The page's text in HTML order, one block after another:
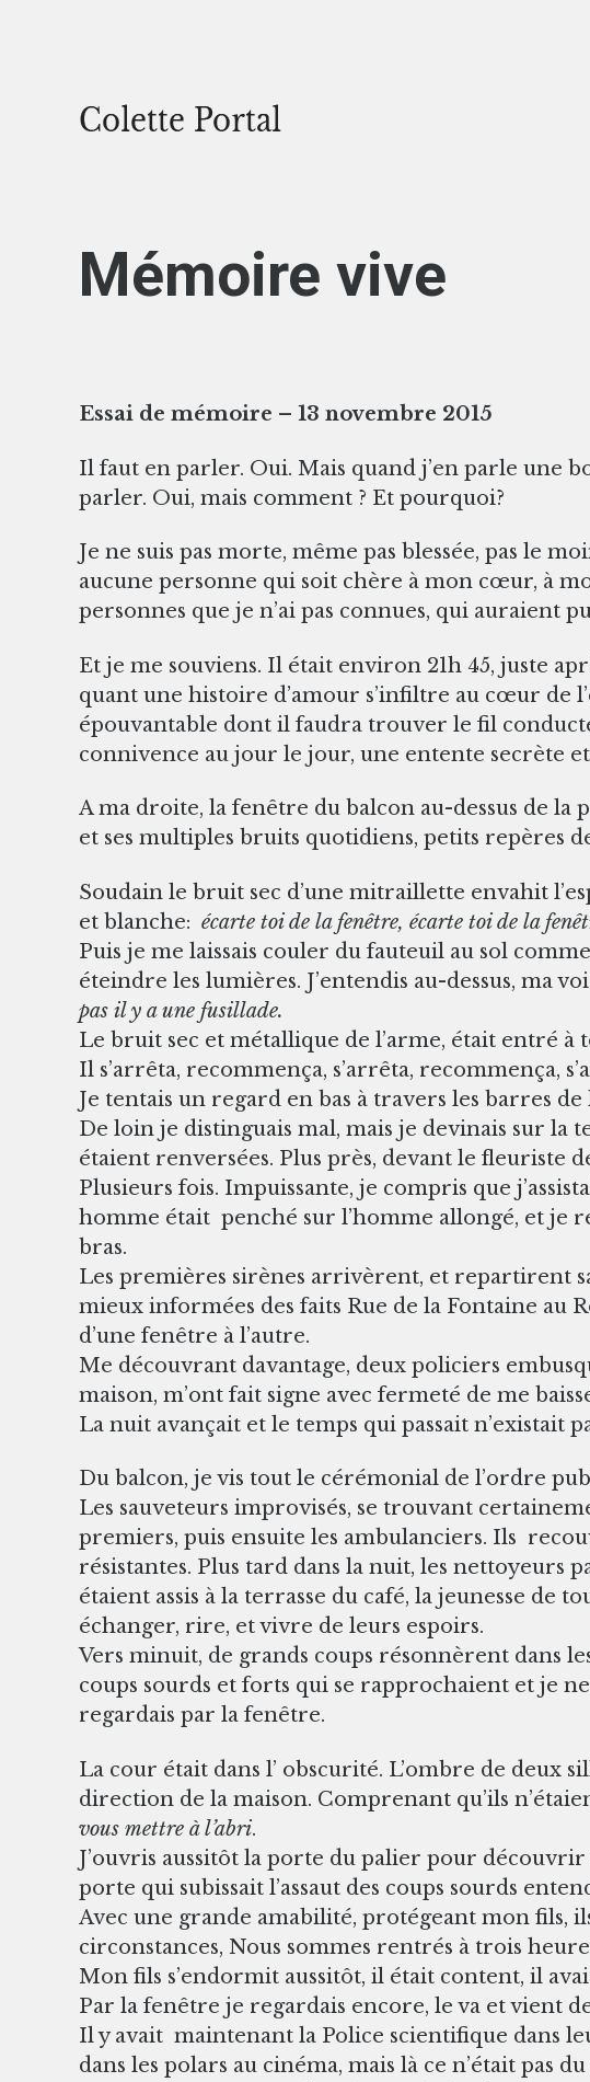
Mémoire vive
Essai de mémoire – 13
Il faut en parler. Oui. Mais quand j’en parle une
parler. Oui, mais comment ? Et pourquoi?
Je ne suis pas morte, même pas blessée, pas le
aucune personne qui soit chère à mon cœur, à
personnes que je n’ai pas connues, qui auraient
Et je me souviens. Il était environ 21h 45, juste
quant une histoire d’amour s’infiltre au cœur de
épouvantable dont il faudra trouver le fil
connivence au jour le jour, une entente secrète
A ma droite, la fenêtre du balcon au-dessus de la
et ses multiples bruits quotidiens, petits repères
Soudain le bruit sec d’une mitraillette envahit
et blanche: écarte toi de la fenêtre, écarte toi de la
Puis je me laissais couler du fauteuil au sol
éteindre les lumières. J’entendis au-dessus, ma
pas il y a une fusillade.
Le bruit sec et métallique de l’arme, était entré à
Il s’arrêta, recommença, s’arrêta, recommença,
Je tentais un regard en bas à travers les barres
De loin je distinguais mal, mais je devinais sur la
étaient renversées. Plus près, devant le fleuriste
Plusieurs fois. Impuissante, je compris que
homme était penché sur l’homme allongé, et je
bras.
Les premières sirènes arrivèrent, et repartirent
mieux informées des faits Rue de la Fontaine au
d’une fenêtre à l’autre.
Me découvrant davantage, deux policiers
maison, m’ont fait signe avec fermeté de me
La nuit avançait et le temps qui passait n’existait
Du balcon, je vis tout le cérémonial de l’ordre
Les sauveteurs improvisés, se trouvant
premiers, puis ensuite les ambulanciers. Ils
résistantes. Plus tard dans la nuit, les nettoyeurs
étaient assis à la terrasse du café, la jeunesse
échanger, rire, et vivre de leurs espoirs.
Vers minuit, de grands coups résonnèrent dans
coups sourds et forts qui se rapprochaient et je
regardais par la fenêtre.
La cour était dans l’ obscurité. L’ombre de deux
direction de la maison. Comprenant qu’ils
vous mettre à l’abri.
J’ouvris aussitôt la porte du palier pour
porte qui subissait l’assaut des coups sourds
Avec une grande amabilité, protégeant mon fils,
circonstances, Nous sommes rentrés à trois
Mon fils s’endormit aussitôt, il était content, il
Par la fenêtre je regardais encore, le va et vient
Il y avait maintenant la Police scientifique dans
dans les polars au cinéma, mais là ce n’était pas